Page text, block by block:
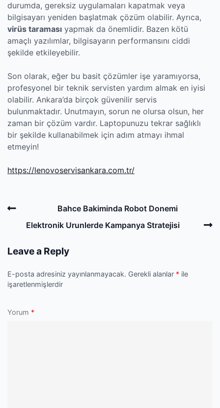
durumda, gereksiz uygulamaları kapatmak veya
bilgisayarı yeniden başlatmak çözüm olabilir. Ayrıca,
virüs taraması yapmak da önemlidir. Bazen kötü
amaçlı yazılımlar, bilgisayarın performansını ciddi
şekilde etkileyebilir.
Son olarak, eğer bu basit çözümler işe yaramıyorsa,
profesyonel bir teknik servisten yardım almak en iyisi
olabilir. Ankara’da birçok güvenilir servis
bulunmaktadır. Unutmayın, sorun ne olursa olsun, her
zaman bir çözüm vardır. Laptopunuzu tekrar sağlıklı
bir şekilde kullanabilmek için adım atmayı ihmal
etmeyin!
https://lenovoservisankara.com.tr/
Post
navigation
Previous
Bahce Bakiminda Robot Donemi
Elektronik Urunlerde Kampanya Stratejisi
Leave a Reply
E-posta adresiniz yayınlanmayacak. Gerekli alanlar * ile
işaretlenmişlerdir
Yorum *